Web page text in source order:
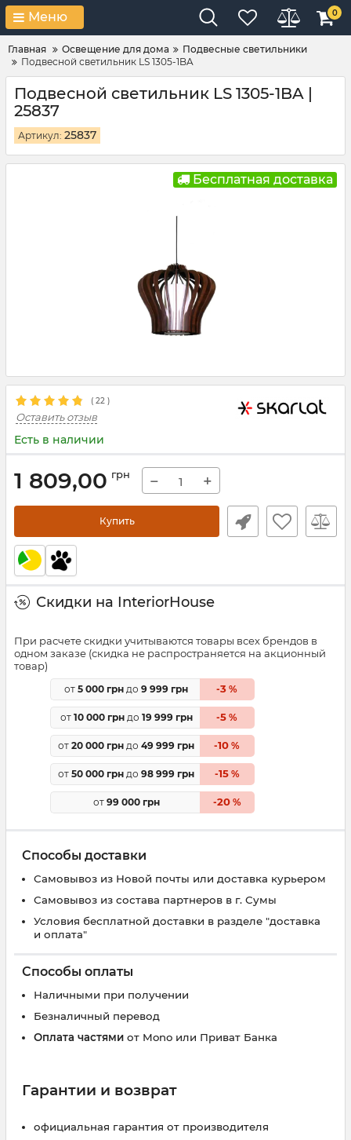
Меню 0
Главная Освещение для дома
Подвесные светильники
Подвесной светильник LS 1305-1BA
Подвесной светильник LS 1305-1BA |
25837
Артикул: 25837
Бесплатная доставка
( 22 )
Оставить отзыв
Есть в наличии
1 809,00 грн − +
Купить
Скидки на InteriorHouse
При расчете скидки учитываются товары всех брендов в
одном заказе (скидка не распространяется на акционный
товар)
от 5 000 грн до 9 999 грн -3 %
от 10 000 грндо 19 999 грн -5 %
от 20 000 грн до 49 999 грн -10 %
от 50 000 грн до 98 999 грн -15%
от 99 000 грн -20%
Способы доставки
Самовывоз из Новой почты или доставка курьером
Самовывоз из состава партнеров в г. Сумы
Условия бесплатной доставки в разделе "доставка
и оплата"
Способы оплаты
Наличными при получении
Безналичный перевод
Оплата частями от Mono или Приват Банка
Гарантии и возврат
официальная гарантия от производителя